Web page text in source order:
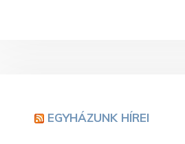
EGYHÁZUNK HÍREI